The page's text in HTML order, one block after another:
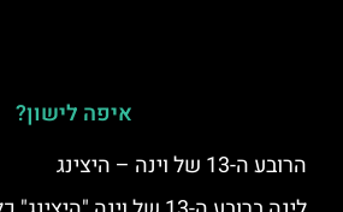
איפה לישון?
הרובע ה-13 של וינה – היצינג